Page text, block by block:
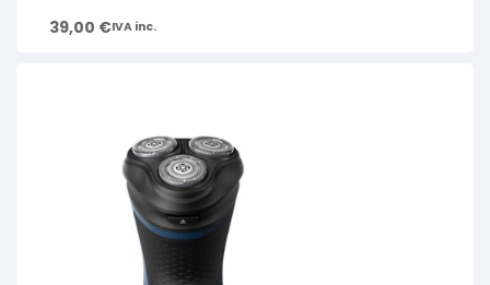
39,00 €IVA inc.